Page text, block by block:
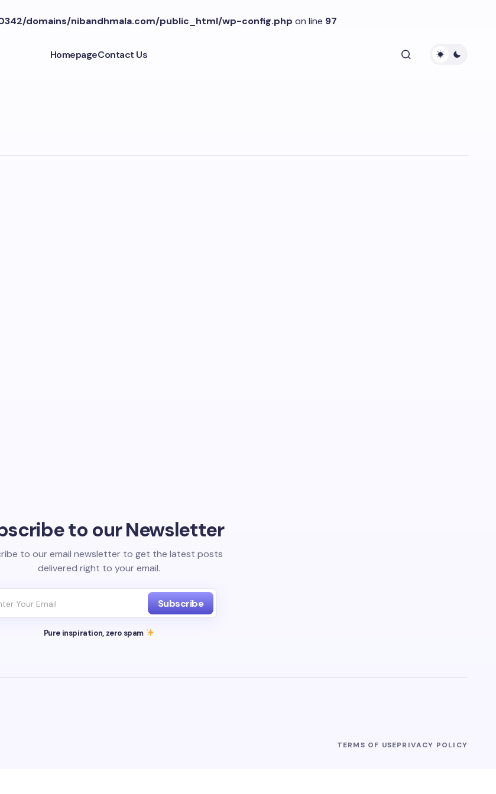
domains/nibandhmala.com/public_html/wp-config.php on line 97
HomepageContact Us
to our Newsletter
to our email newsletter to get the latest posts
delivered right to your email.
Subscribe
Pure inspiration, zero spam
TERMS OF USEPRIVACY POLICY